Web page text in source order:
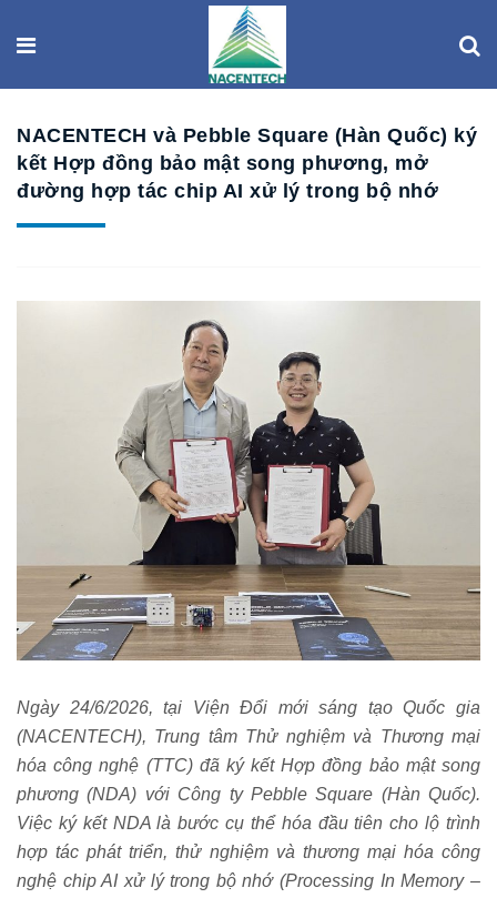
NACENTECH và Pebble Square (Hàn Quốc) ký
kết Hợp đồng bảo mật song phương, mở
đường hợp tác chip AI xử lý trong bộ nhớ
Ngày 24/6/2026, tại Viện Đổi mới sáng tạo Quốc gia
(NACENTECH), Trung tâm Thử nghiệm và Thương mại
hóa công nghệ (TTC) đã ký kết Hợp đồng bảo mật song
phương (NDA) với Công ty Pebble Square (Hàn Quốc).
Việc ký kết NDA là bước cụ thể hóa đầu tiên cho lộ trình
hợp tác phát triển, thử nghiệm và thương mại hóa công
nghệ chip AI xử lý trong bộ nhớ (Processing In Memory –